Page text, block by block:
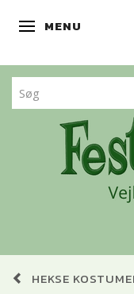
SKIFTE
MENU
HEKSE